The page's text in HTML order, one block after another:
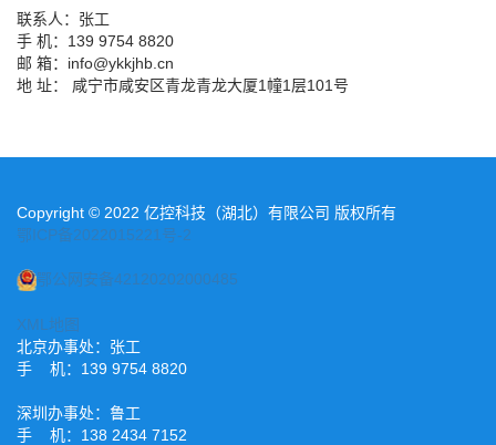
联系人：张工
手 机：139 9754 8820
邮 箱：info@ykkjhb.cn
地 址： 咸宁市咸安区青龙青龙大厦1幢1层101号
Copyright © 2022 亿控科技（湖北）有限公司 版权所有
鄂ICP备2022015221号-2
鄂公网安备42120202000485
XML地图
北京办事处：张工
手 机：139 9754 8820
深圳办事处：鲁工
手 机：138 2434 7152